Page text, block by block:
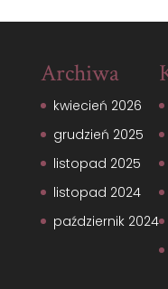
Archiwa
kwiecień 2026
grudzień 2025
listopad 2025
listopad 2024
październik 2024